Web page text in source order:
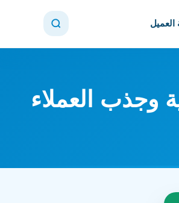
وجذب العملاء